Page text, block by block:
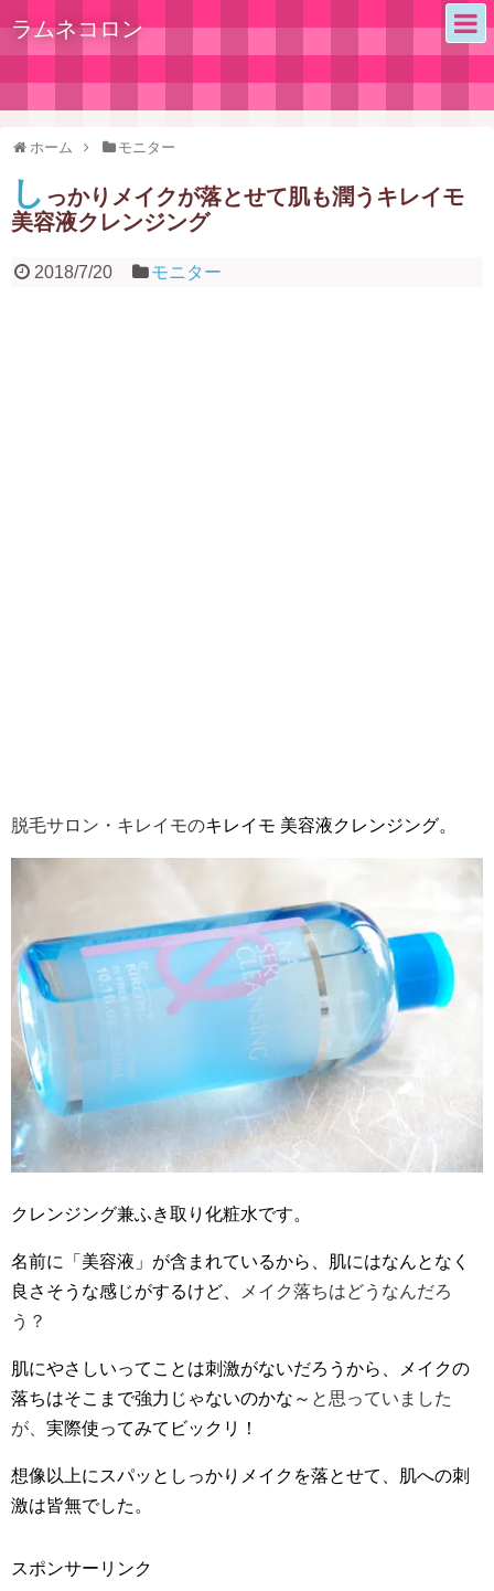
ラムネコロン
ホーム モニター
し っかりメイクが落とせて肌も潤うキレイモ
美容液クレンジング
2018/7/20 モニター
脱毛サロン・キレイモのキレイモ 美容液クレンジング。
クレンジング兼ふき取り化粧水です。
名前に「美容液」が含まれているから、肌にはなんとなく
良さそうな感じがするけど、
メイク落ちはどうなんだろ
う？
肌にやさしいってことは刺激がないだろうから、メイクの
落ちはそこまで強力じゃないのかな～ と思っていました
が、 実際使ってみてビックリ！
想像以上にスパッとしっかりメイクを落とせて、肌への刺
激は皆無でした。
スポンサーリンク